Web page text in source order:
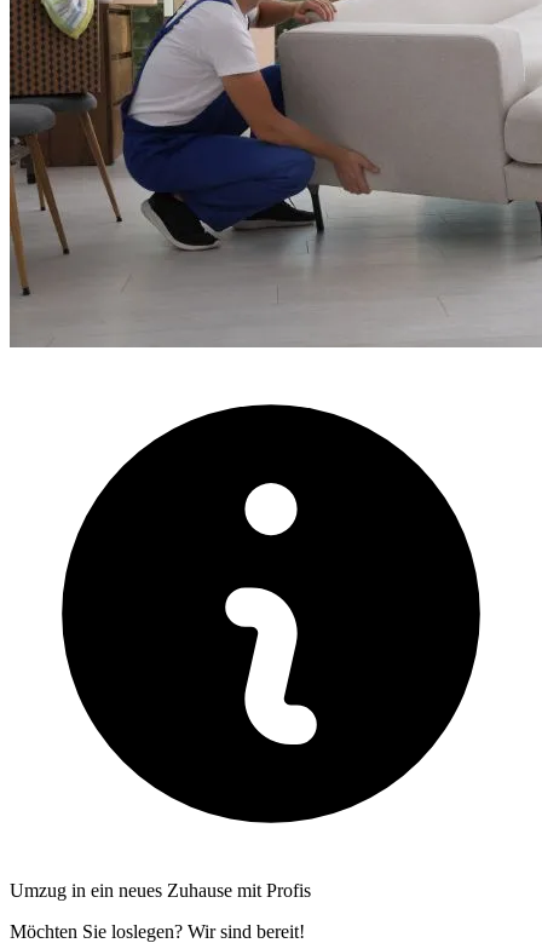
Umzug in ein neues Zuhause mit Profis
Möchten Sie loslegen? Wir sind bereit!